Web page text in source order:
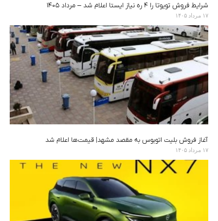
شرایط فروش تویوتا را ۴ ره نیاز ایستا اعلام شد – مرداد ۱۴۰۵
۱۷ مرداد ۱۴۰۵
آغاز فروش بلیت اتوبوس به مقصد مشهد| قیمت‌ها اعلام شد
۱۷ مرداد ۱۴۰۵